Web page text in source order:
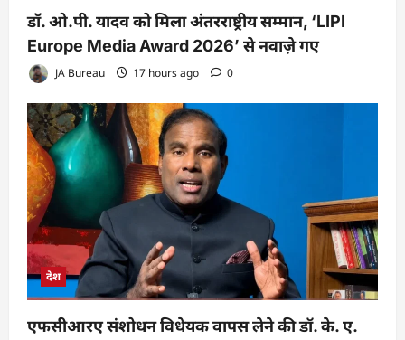
डॉ. ओ.पी. यादव को मिला अंतरराष्ट्रीय सम्मान, ‘LIPI
Europe Media Award 2026’ से नवाज़े गए
JA Bureau 17 hours ago 0
देश
एफसीआरए संशोधन विधेयक वापस लेने की डॉ. के. ए.